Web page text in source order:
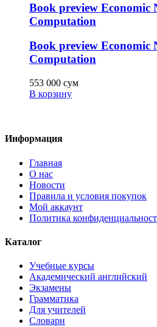
Book preview Economic
Computation
Book preview Economic
Computation
553 000 сум
В корзину
Информация
Главная
О нас
Новости
Правила и условия покупок
Мой аккаунт
Политика
Каталог
Учебные курсы
Академический английский
Экзамены
Грамматика
Для учителей
Словари